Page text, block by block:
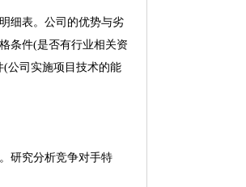
细表。公司的优势与劣
条件(是否有行业相关资
公司实施项目技术的能
研究分析竞争对手特